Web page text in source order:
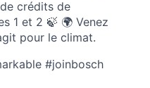
crédits de
1 et 2 🍃 🌍 Venez
pour le climat.
#joinbosch